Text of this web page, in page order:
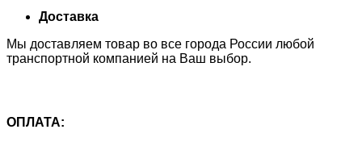
Доставка
Мы доставляем товар во все города России любой
транспортной компанией на Ваш выбор.
ОПЛАТА: